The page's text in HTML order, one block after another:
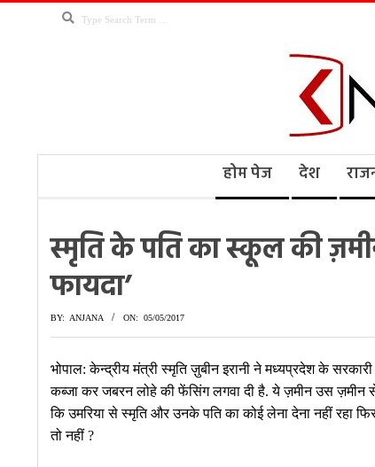
Search
होम पेज देश
स्मृति के पति का स्कूल की
फायदा’
BY: ANJANA ON: 05/05/2017
भोपाल: केन्द्रीय मंत्री स्मृति ज़ुबीन इरानी ने मध्यप्रदेश के
कब्जा कर जबरन लोहे की फेंसिंग लगवा दी है. ये ज़मीन उस ज़मीन
कि उमरिया से स्मृति और उनके पति का कोई लेना देना नहीं रहा
तो नहीं ?